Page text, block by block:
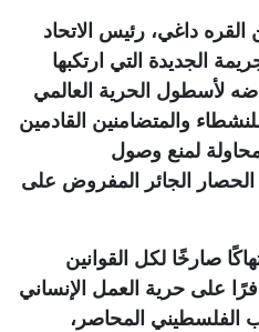
داغي، رئيس الاتحاد
الجديدة التي ارتكبها
لأسطول الحرية العالمي
والمتضامنين القادمين
لمنع وصول
الحصار الجائر المفروض على
صارخًا لكل القوانين
على حرية العمل الإنساني
الفلسطيني المحاصر،